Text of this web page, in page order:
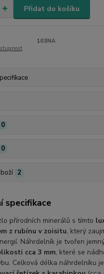
Přidat do košíku
103NA
0
0
2
specifikace
přírodních minerálů s tímto
z rubínu v zoisitu, který
Náhrdelník je tvořen
cca 3 mm, které se
Celková délka náhrdelníku